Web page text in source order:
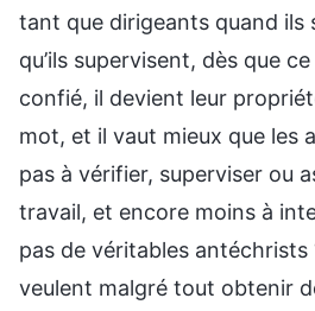
tant que dirigeants quand ils
qu’ils supervisent, dès que
confié, il devient leur
mot, et il vaut mieux que les
pas à vérifier, superviser ou
travail, et encore moins à
pas de véritables antéchrists
veulent malgré tout obtenir